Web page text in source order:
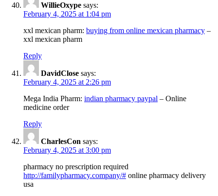
WillieOxype says:
February 4, 2025 at 1:04 pm
xxl mexican pharm: buying from online mexican pharmacy –
xxl mexican pharm
Reply
DavidClose says:
February 4, 2025 at 2:26 pm
Mega India Pharm: indian pharmacy paypal – Online
medicine order
Reply
CharlesCon says:
February 4, 2025 at 3:00 pm
pharmacy no prescription required
http://familypharmacy.company/# online pharmacy delivery
usa